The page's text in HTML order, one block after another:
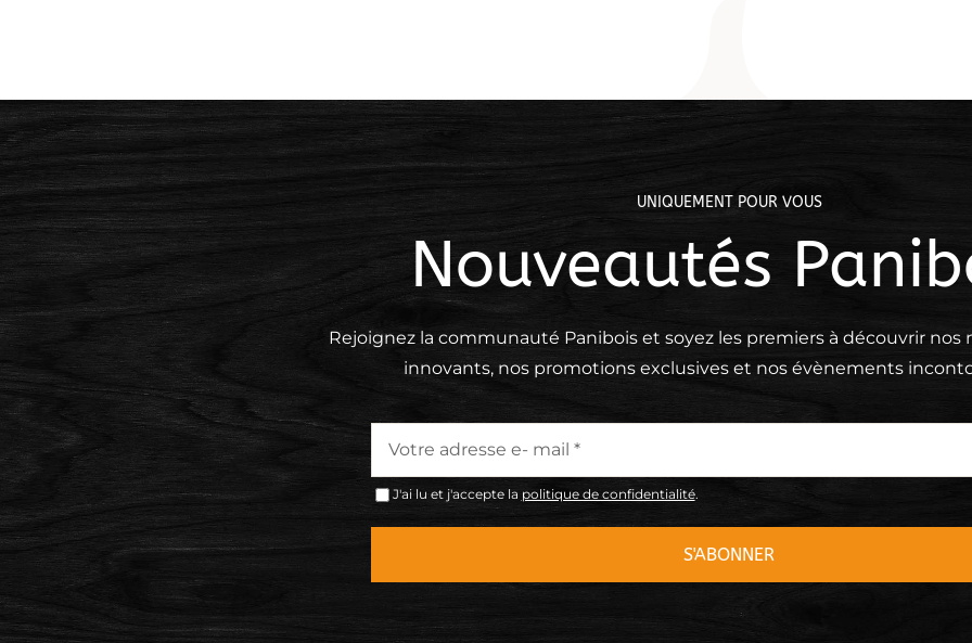
UNIQUEMENT POUR VOUS
Nouveautés
Rejoignez la communauté Panibois et soyez les premiers à découvrir nos
innovants, nos promotions exclusives et nos évènements
J'ai lu et j'accepte la politique de confidentialité.